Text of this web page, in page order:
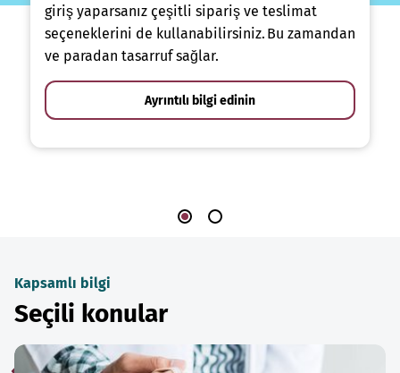
giriş yaparsanız çeşitli sipariş ve teslimat
seçeneklerini de kullanabilirsiniz. Bu zamandan
ve paradan tasarruf sağlar.
Ayrıntılı bilgi edinin
Kapsamlı bilgi
Seçili konular